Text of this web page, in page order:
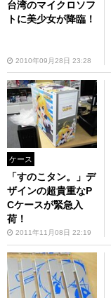
台湾のマイクロソフ
トに美少女が降臨！
2010年09月28日 23:28
ケース
「すのこタン。」デ
ザインの超貴重なP
Cケースが緊急入
荷！
2011年11月08日 22:19